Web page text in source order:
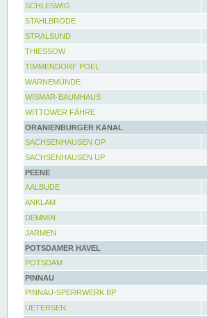
SCHLESWIG
STAHLBRODE
STRALSUND
THIESSOW
TIMMENDORF POEL
WARNEMÜNDE
WISMAR-BAUMHAUS
WITTOWER FÄHRE
ORANIENBURGER KANAL
SACHSENHAUSEN OP
SACHSENHAUSEN UP
PEENE
AALBUDE
ANKLAM
DEMMIN
JARMEN
POTSDAMER HAVEL
POTSDAM
PINNAU
PINNAU-SPERRWERK BP
UETERSEN